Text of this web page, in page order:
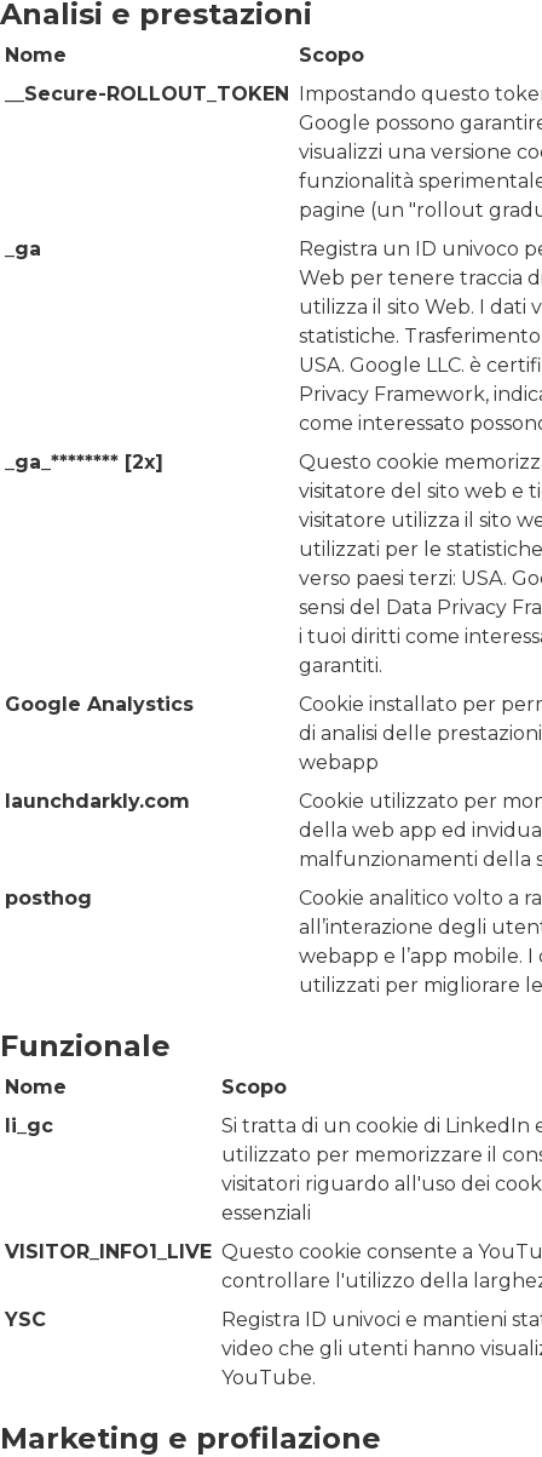
Analisi e prestazioni
Nome
Scopo
__Secure-ROLLOUT_TOKEN Impostando questo
Google possono
visualizzi una versione
funzionalità
pagine (un "rollout
_ga
Registra un ID univoco
Web per tenere traccia
utilizza il sito Web. I dati
statistiche.
USA. Google LLC. è
Privacy Framework,
come interessato
_ga_******** [2x]
Questo cookie
visitatore del sito web e
visitatore utilizza il sito
utilizzati per le
verso paesi terzi: USA.
sensi del Data Privacy
i tuoi diritti come
garantiti.
Google Analystics
Cookie installato per
di analisi delle
webapp
launchdarkly.com
Cookie utilizzato per
della web app ed
malfunzionamenti della
posthog
Cookie analitico volto a
all’interazione degli
webapp e l’app mobile.
utilizzati per migliorare
Funzionale
Nome
Scopo
li_gc
Si tratta di un cookie di LinkedIn
utilizzato per memorizzare il
visitatori riguardo all'uso dei
essenziali
VISITOR_INFO1_LIVE Questo cookie consente a
controllare l'utilizzo della
YSC
Registra ID univoci e mantieni
video che gli utenti hanno
YouTube.
Marketing e profilazione